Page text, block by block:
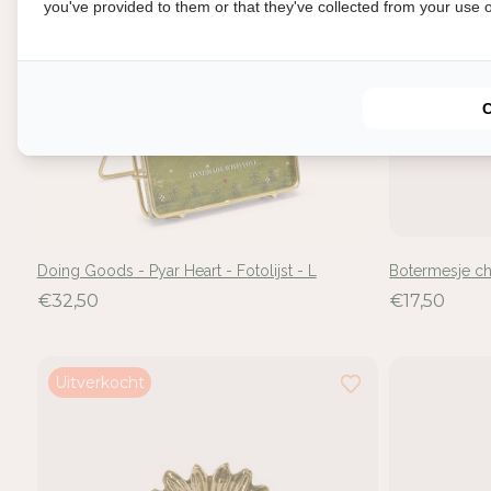
Doing Goods - Pyar Heart - Fotolijst - L
€32,50
Botermesje
€17,50
Uitverkocht
you've provided to them or that they've collected from your use